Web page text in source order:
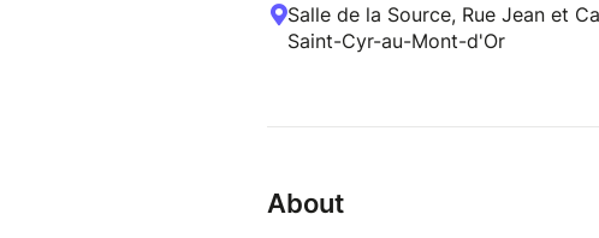
Salle de la Source, Rue Jean et
Saint-Cyr-au-Mont-d'Or
About